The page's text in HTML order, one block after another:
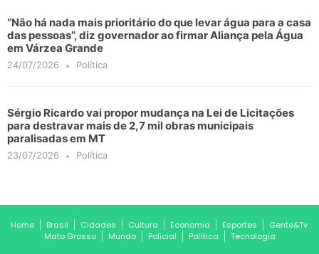
“Não há nada mais prioritário do que levar água para a casa
das pessoas”, diz governador ao firmar Aliança pela Água
em Várzea Grande
24/07/2026 Política
Sérgio Ricardo vai propor mudança na Lei de Licitações
para destravar mais de 2,7 mil obras municipais
paralisadas em MT
23/07/2026 Política
Home Brasil Cidades Cultura Economia Esportes
Gente&Tv
Mato Grosso
Mundo Policial Política Tecnologia